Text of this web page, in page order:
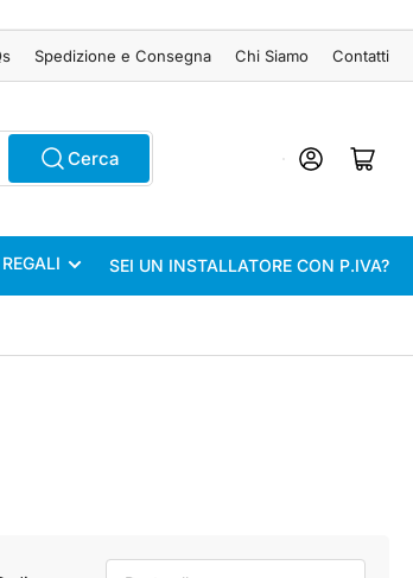
Spedizione e Consegna Chi Siamo Contatti
Cerca AccediApri il mini
SEI UN INSTALLATORE CON P.IVA?